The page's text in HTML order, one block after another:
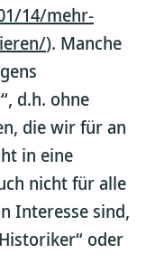
14/mehr-
). Manche
d.h. ohne
die wir für an
in eine
nicht für alle
Interesse sind,
oder